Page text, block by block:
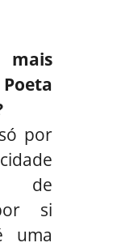
por
de
si
uma